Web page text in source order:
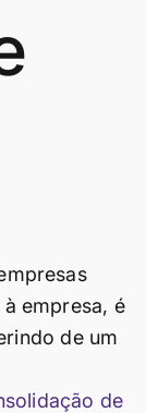
empresa, é
de um
de